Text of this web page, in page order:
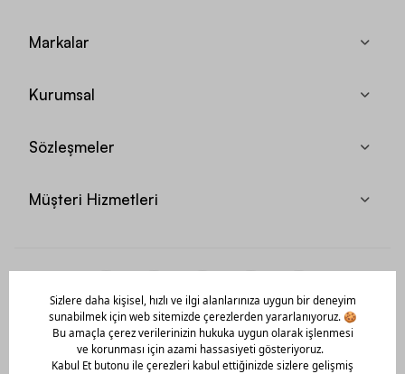
Markalar
Kurumsal
Sözleşmeler
Müşteri Hizmetleri
Mobil Uygulamamızı Hemen İndir!